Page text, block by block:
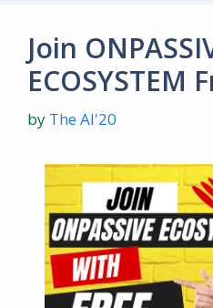
Join
ECOSYSTEM
by The AI'20